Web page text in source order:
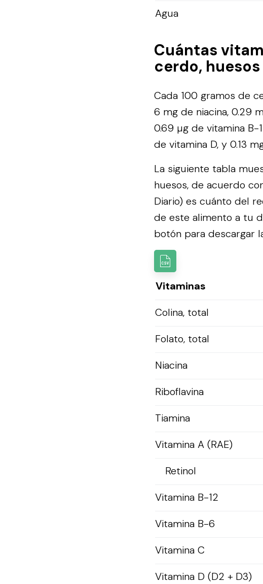
Agua
Cuántas
cerdo, huesos
Cada 100 gramos de
6 mg de niacina, 0.29
0.69 µg de vitamina B-
de vitamina D, y 0.13
La siguiente tabla
huesos, de acuerdo
Diario) es cuánto del
de este alimento a tu
botón para descargar
Vitaminas
Colina, total
Folato, total
Niacina
Riboflavina
Tiamina
Vitamina A (RAE)
Retinol
Vitamina B-12
Vitamina B-6
Vitamina C
Vitamina D (D2 + D3)